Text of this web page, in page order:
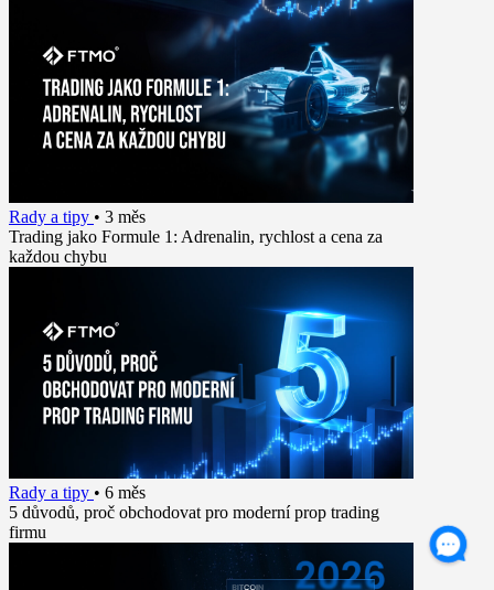
Rady a tipy • 3 měs
Trading jako Formule 1: Adrenalin, rychlost a cena za
každou chybu
Rady a tipy • 6 měs
5 důvodů, proč obchodovat pro moderní prop trading
firmu